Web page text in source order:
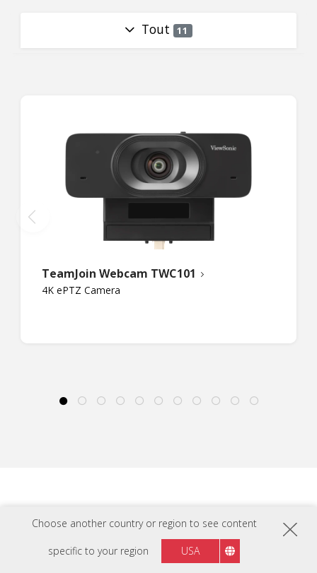
Choose another country or region to see content
specific to your region USA
Tout 11
TeamJoin Webcam TWC101
4K ePTZ Camera
TÉLÉCHARGEMENTS